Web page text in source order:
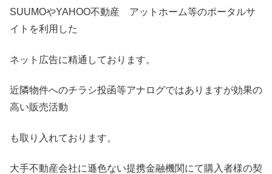
SUUMOやYAHOO不動産 アットホーム等のポータルサ
イトを利用した
ネット広告に精通しております。
近隣物件へのチラシ投函等アナログではありますが効果の
高い販売活動
も取り入れております。
大手不動産会社に遜色ない提携金融機関にて購入者様の契